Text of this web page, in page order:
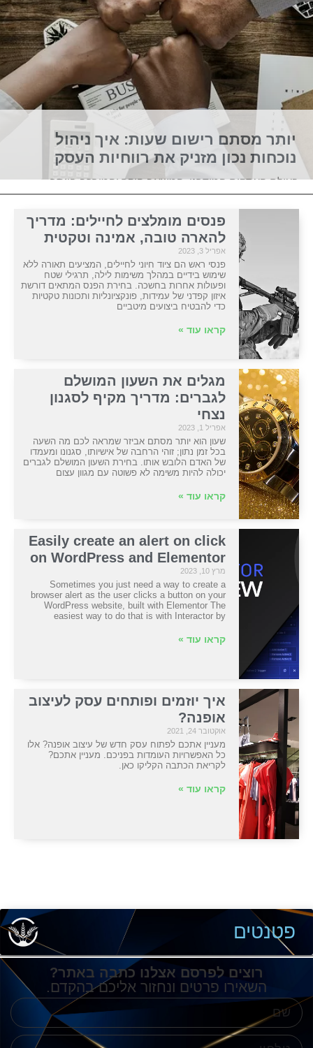
יותר מסתם רישום שעות: איך ניהול
נוכחות נכון מזניק את רווחיות העסק
בעולם העסקים המודרני, המשאב היקר והמורכב ביותר
לניהול הוא הזמן של ההון האנושי. מנהלים רבים מבינים כיום
כי המושג נוכחות אינו מסתכם רק בשאלה האם העובד הגיע
למשרד, אלא באופן
קראו עוד »
פנסים מומלצים לחיילים: מדריך
להארה טובה, אמינה וטקטית
אפריל 3, 2023
פנסי ראש הם ציוד חיוני לחיילים, המציעים תאורה ללא
שימוש בידיים במהלך משימות לילה, תרגילי שטח
ופעולות אחרות בחשכה. בחירת הפנס המתאים דורשת
איזון קפדני של עמידות, פונקציונליות ותכונות טקטיות
כדי להבטיח ביצועים מיטביים
קראו עוד »
מגלים את השעון המושלם
לגברים: מדריך מקיף לסגנון
נצחי
אפריל 1, 2023
שעון הוא יותר מסתם אביזר שמראה לכם מה השעה
בכל זמן נתון; זוהי הרחבה של אישיותו, סגנונו ומעמדו
של האדם הלובש אותו. בחירת השעון המושלם לגברים
יכולה להיות משימה לא פשוטה עם מגוון עצום
קראו עוד »
Easily create an alert on click
on WordPress and Elementor
מרץ 10, 2023
Sometimes you just need a way to create a
browser alert as the user clicks a button on your
WordPress website, built with Elementor The
easiest way to do that is with Interactor by
קראו עוד »
איך יוזמים ופותחים עסק לעיצוב
אופנה?
אוקטובר 24, 2021
מעניין אתכם לפתוח עסק חדש של עיצוב אופנה? אלו
כל האפשרויות העומדות בפניכם. מעניין אתכם?
לקריאת הכתבה הקליקו כאן.
קראו עוד »
פטנטים
רוצים לפרסם אצלנו כתבה באתר?
השאירו פרטים ונחזור אליכם בהקדם.